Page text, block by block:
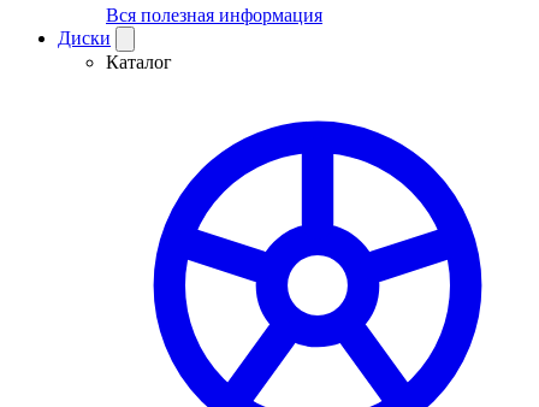
Вся полезная информация
Диски
Каталог